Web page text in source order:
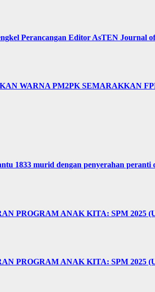
Perancangan Editor AsTEN Journal
WARNA PM2PK SEMARAKKAN
1833 murid dengan penyerahan peranti
PROGRAM ANAK KITA: SPM 2025
PROGRAM ANAK KITA: SPM 2025